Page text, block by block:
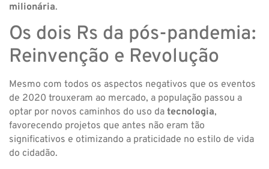
milionária.
Os dois Rs da pós-pandemia:
Reinvenção e Revolução
Mesmo com todos os aspectos negativos que os eventos
de 2020 trouxeram ao mercado, a população passou a
optar por novos caminhos do uso da tecnologia,
favorecendo projetos que antes não eram tão
significativos e otimizando a praticidade no estilo de vida
do cidadão.